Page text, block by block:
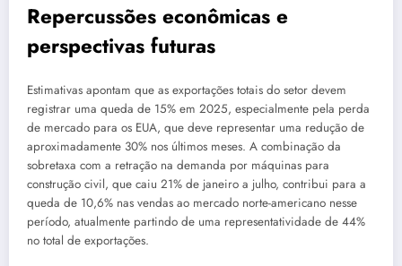
Repercussões econômicas e
perspectivas futuras
Estimativas apontam que as exportações totais do setor devem
registrar uma queda de 15% em 2025, especialmente pela perda
de mercado para os EUA, que deve representar uma redução de
aproximadamente 30% nos últimos meses. A combinação da
sobretaxa com a retração na demanda por máquinas para
construção civil, que caiu 21% de janeiro a julho, contribui para a
queda de 10,6% nas vendas ao mercado norte-americano nesse
período, atualmente partindo de uma representatividade de 44%
no total de exportações.